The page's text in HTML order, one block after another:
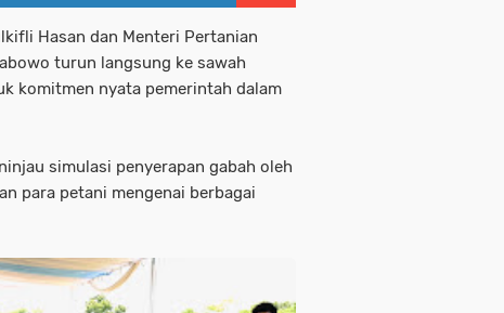
Hasan dan Menteri Pertanian
turun langsung ke sawah
komitmen nyata pemerintah dalam
simulasi penyerapan gabah oleh
para petani mengenai berbagai